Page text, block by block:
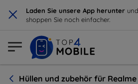
× Laden Sie unsere App herunter und
shoppen Sie noch einfacher.
Hüllen und zubehör für Realme